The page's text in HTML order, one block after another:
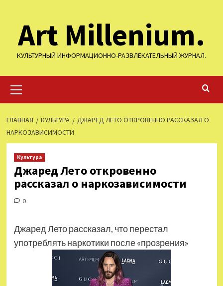
содержимому
Art Millenium.
КУЛЬТУРНЫЙ ИНФОРМАЦИОННО-РАЗВЛЕКАТЕЛЬНЫЙ ЖУРНАЛ.
меню
ГЛАВНАЯ КУЛЬТУРА
ДЖАРЕД ЛЕТО ОТКРОВЕННО РАССКАЗАЛ О
НАРКОЗАВИСИМОСТИ
Культура
Джаред Лето откровенно
рассказал о наркозависимости
0
Джаред Лето рассказал, что перестал
употреблять наркотики после «прозрения»